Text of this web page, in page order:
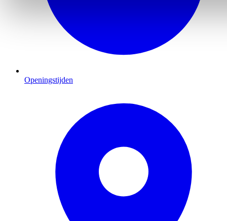
Openingstijden